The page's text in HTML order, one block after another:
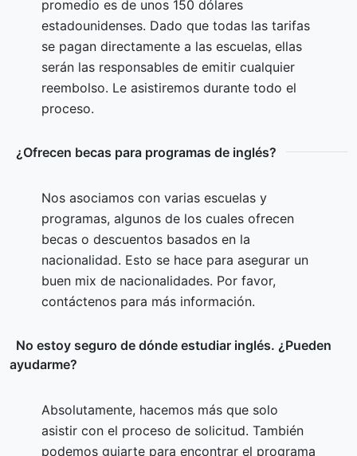
promedio es de unos 150 dólares
estadounidenses. Dado que todas las tarifas
se pagan directamente a las escuelas, ellas
serán las responsables de emitir cualquier
reembolso. Le asistiremos durante todo el
proceso.
¿Ofrecen becas para programas de inglés?
Nos asociamos con varias escuelas y
programas, algunos de los cuales ofrecen
becas o descuentos basados en la
nacionalidad. Esto se hace para asegurar un
buen mix de nacionalidades. Por favor,
contáctenos para más información.
No estoy seguro de dónde estudiar inglés. ¿Pueden
ayudarme?
Absolutamente, hacemos más que solo
asistir con el proceso de solicitud. También
podemos guiarte para encontrar el programa